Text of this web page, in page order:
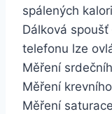
spálených
Dálková
telefonu lze
Měření
Měření
Měření